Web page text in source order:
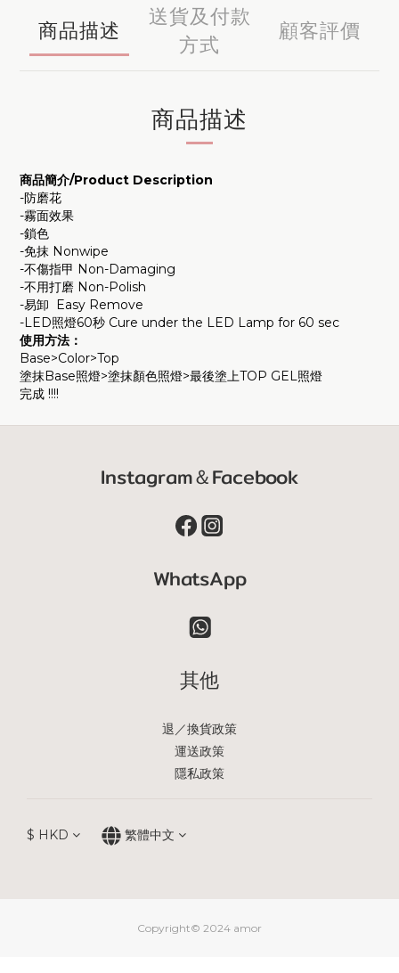
商品描述
送貨及付款
方式
顧客評價
商品描述
商品簡介/Product Description
-防磨花
-霧面效果
-鎖色
-免抹 Nonwipe
-不傷指甲 Non-Damaging
-不用打磨 Non-Polish
-易卸 Easy Remove
-LED照燈60秒 Cure under the LED Lamp for 60 sec
使用方法：
Base>Color>Top
塗抹Base照燈>塗抹顏色照燈>最後塗上TOP GEL照燈
完成 !!!!
Instagram＆Facebook
WhatsApp
其他
退／換貨政策
運送政策
隱私政策
$ HKD 繁體中文
Copyright© 2024 amor